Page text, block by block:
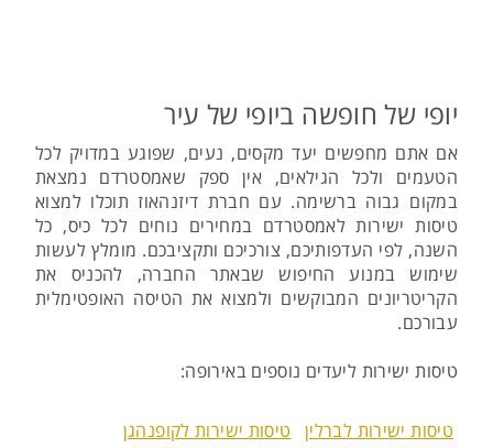
יופי של חופשה ביופי של עיר
אם אתם מחפשים יעד מקסים, נעים, שפוגע במדויק לכל
הטעמים ולכל הגילאים, אין ספק שאמסטרדם נמצאת
במקום גבוה ברשימה. עם חברת דיזנהאוז תוכלו למצוא
טיסות ישירות לאמסטרדם במחירים נוחים לכל כיס, כל
השנה, לפי העדפותיכם, צורכיכם ותקציבכם. מומלץ לעשות
שימוש במנוע החיפוש שבאתר החברה, להכניס את
הקריטריונים המבוקשים ולמצוא את הטיסה האופטימלית
עבורכם.
טיסות ישירות ליעדים נוספים באירופה:
טיסות ישירות לברלין
טיסות ישירות לקופנהגן